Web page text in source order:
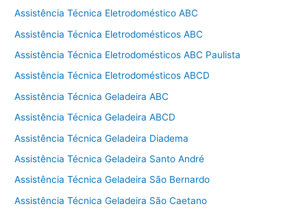
Assistência Técnica Eletrodoméstico ABC
Assistência Técnica Eletrodomésticos ABC
Assistência Técnica Eletrodomésticos ABC Paulista
Assistência Técnica Eletrodomésticos ABCD
Assistência Técnica Geladeira ABC
Assistência Técnica Geladeira ABCD
Assistência Técnica Geladeira Diadema
Assistência Técnica Geladeira Santo André
Assistência Técnica Geladeira São Bernardo
Assistência Técnica Geladeira São Caetano